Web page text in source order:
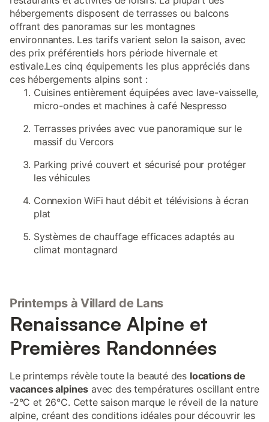
hébergements disposent de terrasses ou balcons
offrant des panoramas sur les montagnes
environnantes. Les tarifs varient selon la saison, avec
des prix préférentiels hors période hivernale et
estivale.Les cinq équipements les plus appréciés dans
ces hébergements alpins sont :
Cuisines entièrement équipées avec lave-vaisselle,
micro-ondes et machines à café Nespresso
Terrasses privées avec vue panoramique sur le
massif du Vercors
Parking privé couvert et sécurisé pour protéger
les véhicules
Connexion WiFi haut débit et télévisions à écran
plat
Systèmes de chauffage efficaces adaptés au
climat montagnard
Printemps à Villard de Lans
Renaissance Alpine et
Premières Randonnées
Le printemps révèle toute la beauté des locations de
vacances alpines avec des températures oscillant entre
-2°C et 26°C. Cette saison marque le réveil de la nature
alpine, créant des conditions idéales pour découvrir les